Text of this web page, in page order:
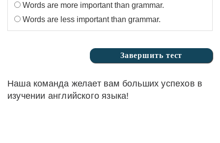
Words are more important than grammar.
Words are less important than grammar.
Наша команда желает вам больших успехов в
изучении английского языка!